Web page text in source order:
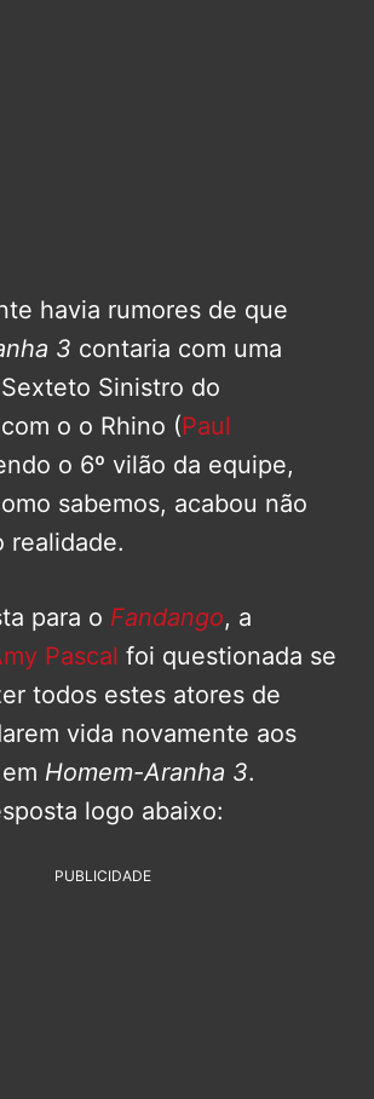
havia rumores de que
3 contaria com uma
Sinistro do
o o Rhino (Paul
o 6º vilão da equipe,
sabemos, acabou não
realidade.
para o Fandango, a
Pascal foi questionada se
todos estes atores de
vida novamente aos
Homem-Aranha 3.
logo abaixo:
PUBLICIDADE